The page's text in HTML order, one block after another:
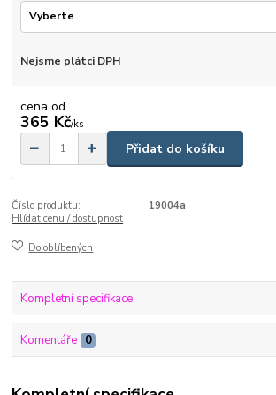
Nejsme plátci DPH
cena od
365 Kč/ks
Přidat do košíku
Číslo produktu:
19004a
Hlídat cenu / dostupnost
Do oblíbených
Kompletní specifikace
Komentáře 0